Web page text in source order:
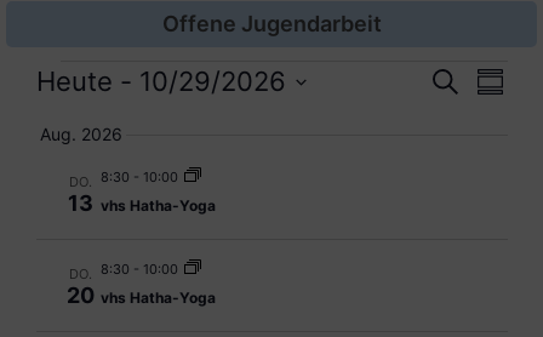
Offene Jugendarbeit
Suche
Heute - 10/29/2026
auswählen.
Aug. 2026
DO.
13
8:30 - 10:00
vhs Hatha-Yoga
DO.
20
8:30 - 10:00
vhs Hatha-Yoga